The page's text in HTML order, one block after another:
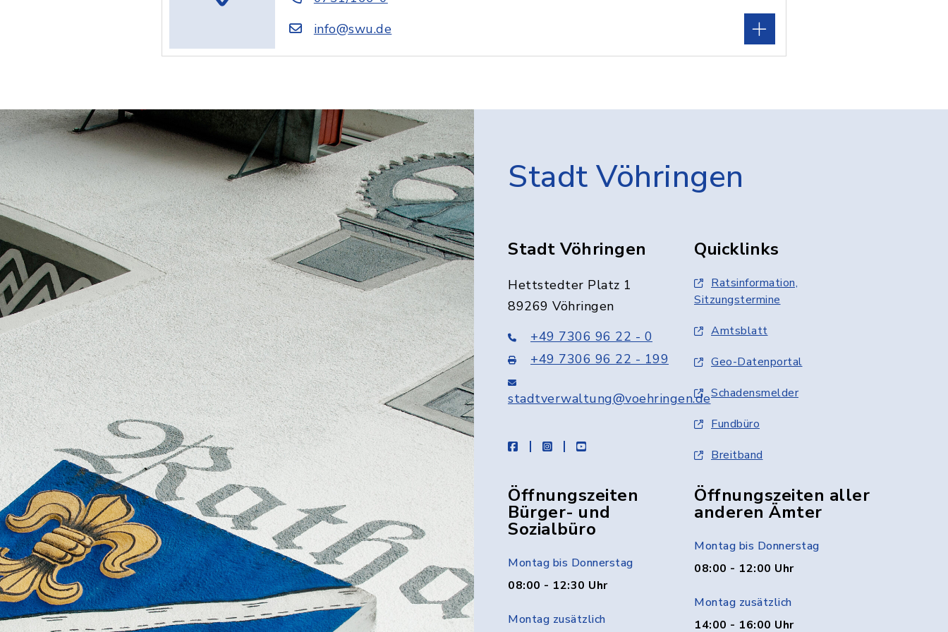
info@swu.de
Stadt Vöhringen
Stadt Vöhringen
Hettstedter Platz 1
89269 Vöhringen
+49 7306 96 22 - 0
+49 7306 96 22 - 199
stadtverwaltung@voehringen.de
facebookinstagramyoutube
Quicklinks
Ratsinformation,
Sitzungstermine
Amtsblatt
Geo-Datenportal
Schadensmelder
Fundbüro
Breitband
Öffnungszeiten
Bürger- und
Sozialbüro
Montag bis Donnerstag
08:00 - 12:30 Uhr
Montag zusätzlich
Öffnungszeiten aller
anderen Ämter
Montag bis Donnerstag
08:00 - 12:00 Uhr
Montag zusätzlich
14:00 - 16:00 Uhr